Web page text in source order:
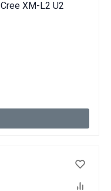
XM-L2 U2